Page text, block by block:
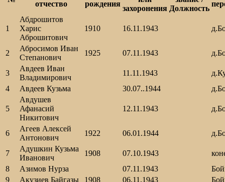
отчество
рождения
захоронения Должность
1
Абдрошитов
Харис
Аброшитович
1910 16.11.1943
2
Абросимов Иван
Степанович
1925 07.11.1943
3
Авдеев Иван
Владимирович
11.11.1943
4
Авдеев Кузьма 30.07..1944
5
Авдушев
Афанасий
Никитович
12.11.1943
6
Агеев Алексей
Антонович
1922 06.01.1944
7
Адушкин Кузьма
Иванович
1908 07.10.1943
8
Азимов Нурза 07.11.1943
9
Акузиев Байгазы 1908 06.11.1943